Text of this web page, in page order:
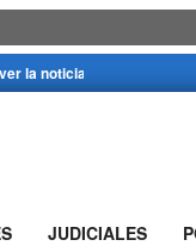
la noticia
JUDICIALES